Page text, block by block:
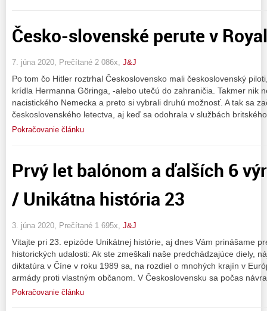
Česko-slovenské perute v
7. júna 2020, Prečítané 2 086x, J&J
Po tom čo Hitler roztrhal Československo mali československý
krídla Hermanna Göringa, -alebo utečú do zahraničia. Takmer nik
nacistického Nemecka a preto si vybrali druhú možnosť. A tak sa
československého letectva, aj keď sa odohrala v službách
Pokračovanie článku
Prvý let balónom a ďalších 6
/ Unikátna história 23
3. júna 2020, Prečítané 1 695x, J&J
Vitajte pri 23. epizóde Unikátnej histórie, aj dnes Vám prinášame
historických udalosti: Ak ste zmeškali naše predchádzajúce diely,
diktatúra v Číne v roku 1989 sa, na rozdiel o mnohých krajín v
armády proti vlastným občanom. V Československu sa počas
Pokračovanie článku